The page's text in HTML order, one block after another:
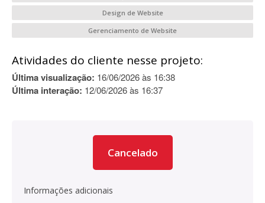
Design de Website
Gerenciamento de Website
Atividades do cliente nesse projeto:
Última visualização: 16/06/2026 às 16:38
Última interação: 12/06/2026 às 16:37
Cancelado
Informações adicionais